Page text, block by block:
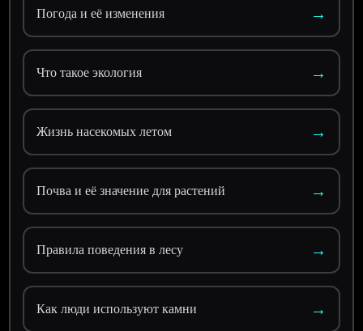
Погода и её изменения →
Что такое экология →
Жизнь насекомых летом →
Почва и её значение для растений →
Правила поведения в лесу →
Как люди используют камни →